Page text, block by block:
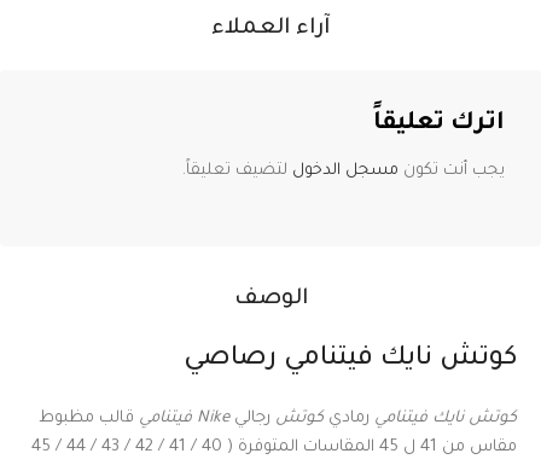
الوصف
كوتش نايك فيتنامي رصاصي
كوتش نايك فيتنامي رمادي كوتش رجاليNike فيتنامي
قالب مظبوط
مقاس من 41 ل 45 المقاسات المتوفرة ( 40 / 41 / 42 / 43 / 44 / 45
آراء العملاء
اترك تعليقاً
يجب أنت تكون مسجل الدخول لتضيف تعليقاً.